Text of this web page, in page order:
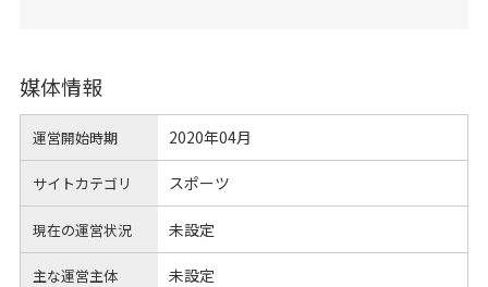
媒体情報
運営開始時期 2020年04月
サイトカテゴリ スポーツ
現在の運営状況 未設定
主な運営主体 未設定